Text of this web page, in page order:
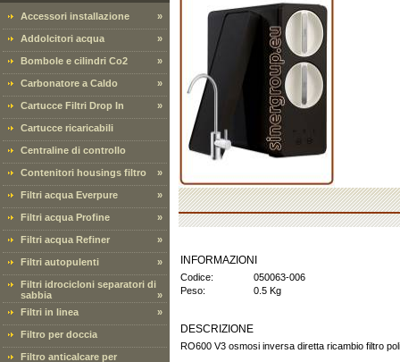
Accessori installazione »
Addolcitori acqua »
Bombole e cilindri Co2 »
Carbonatore a Caldo »
Cartucce Filtri Drop In »
Cartucce ricaricabili
Centraline di controllo
Contenitori housings filtro »
Filtri acqua Everpure »
Filtri acqua Profine »
Filtri acqua Refiner »
Filtri autopulenti »
Filtri idrocicloni separatori di
sabbia
»
Filtri in linea
»
Filtro per doccia
Filtro anticalcare per
INFORMAZIONI
Codice:
050063-006
Peso:
0.5 Kg
DESCRIZIONE
RO600 V3 osmosi inversa diretta ricambio filtro